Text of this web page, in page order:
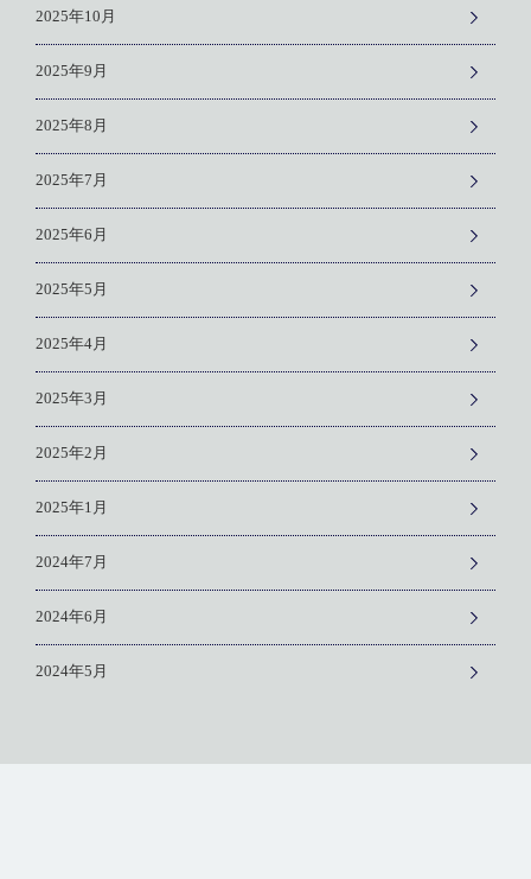
2025年10月
2025年9月
2025年8月
2025年7月
2025年6月
2025年5月
2025年4月
2025年3月
2025年2月
2025年1月
2024年7月
2024年6月
2024年5月